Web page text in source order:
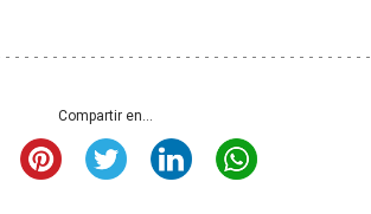
Compartir en...